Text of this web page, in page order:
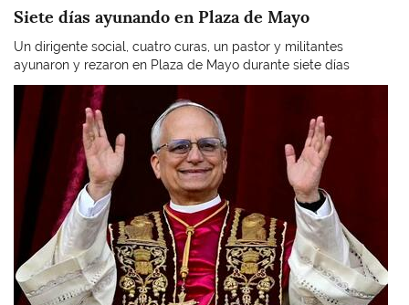
Siete días ayunando en Plaza de Mayo
Un dirigente social, cuatro curas, un pastor y militantes
ayunaron y rezaron en Plaza de Mayo durante siete días